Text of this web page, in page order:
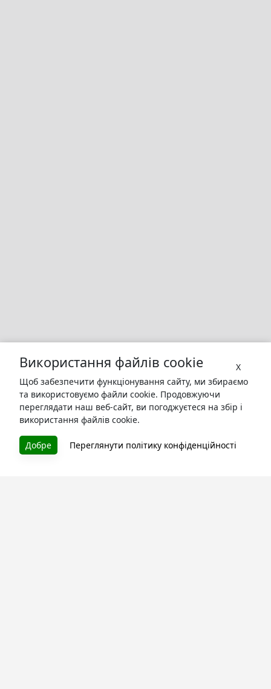
X
Використання файлів cookie
Щоб забезпечити функціонування сайту, ми збираємо
та використовуємо файли cookie. Продовжуючи
переглядати наш веб-сайт, ви погоджуєтеся на збір і
використання файлів cookie.
Добре Переглянути політику конфіденційності